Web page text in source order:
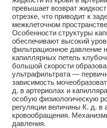
превышает возврат
отрезке, что приводит к
межклеточном
Особенности структуры
обеспечивают высокий
фильтрационное давление
капиллярных петель
большой скорости
ультрафильтрата —
зависимость
д. в артериолах и
особую физиологическую
регуляции величины К. д. в
кровообращения.
давления.